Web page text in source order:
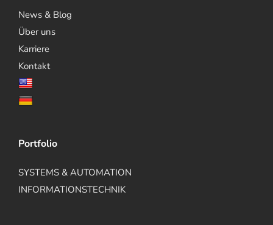
News & Blog
Über uns
Karriere
Kontakt
Portfolio
SYSTEMS & AUTOMATION
INFORMATIONSTECHNIK